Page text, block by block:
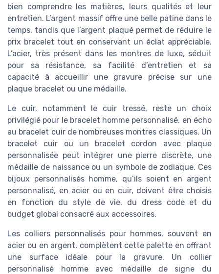
bien comprendre les matières, leurs qualités et leur
entretien. L’argent massif offre une belle patine dans le
temps, tandis que l’argent plaqué permet de réduire le
prix bracelet tout en conservant un éclat appréciable.
L’acier, très présent dans les montres de luxe, séduit
pour sa résistance, sa facilité d’entretien et sa
capacité à accueillir une gravure précise sur une
plaque bracelet ou une médaille.
Le cuir, notamment le cuir tressé, reste un choix
privilégié pour le bracelet homme personnalisé, en écho
au bracelet cuir de nombreuses montres classiques. Un
bracelet cuir ou un bracelet cordon avec plaque
personnalisée peut intégrer une pierre discrète, une
médaille de naissance ou un symbole de zodiaque. Ces
bijoux personnalisés homme, qu’ils soient en argent
personnalisé, en acier ou en cuir, doivent être choisis
en fonction du style de vie, du dress code et du
budget global consacré aux accessoires.
Les colliers personnalisés pour hommes, souvent en
acier ou en argent, complètent cette palette en offrant
une surface idéale pour la gravure. Un collier
personnalisé homme avec médaille de signe du